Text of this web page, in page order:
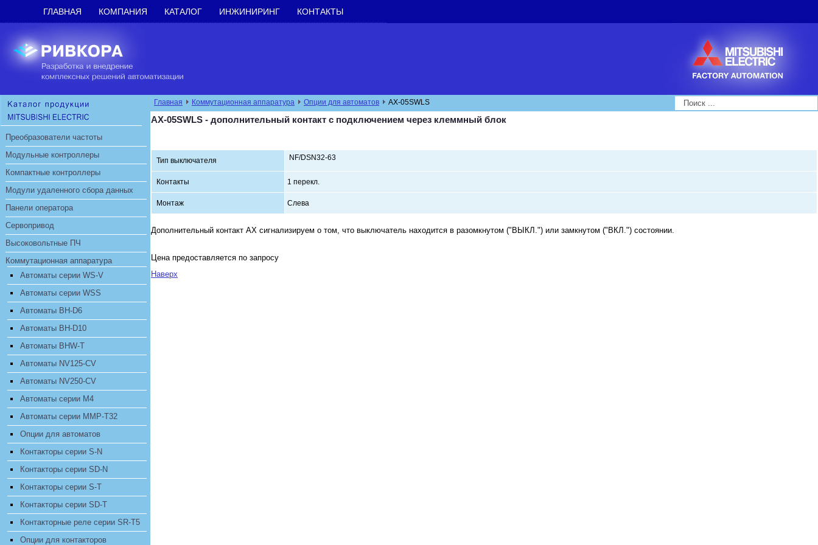
ГЛАВНАЯ КОМПАНИЯ КАТАЛОГ ИНЖИНИРИНГ КОНТАКТЫ
Преобразователи частоты
Модульные контроллеры
Компактные контроллеры
Модули удаленного сбора данных
Панели оператора
Сервопривод
Высоковольтные ПЧ
Коммутационная аппаратура
Автоматы серии WS-V
Автоматы серии WSS
Автоматы BH-D6
Автоматы BH-D10
Автоматы BHW-T
Автоматы NV125-CV
Автоматы NV250-CV
Автоматы серии M4
Автоматы серии MMP-T32
Опции для автоматов
Контакторы серии S-N
Контакторы серии SD-N
Контакторы серии S-T
Контакторы серии SD-T
Контакторные реле серии SR-T5
Опции для контакторов
Главная Коммутационная аппаратура Опции для автоматов AX-05SWLS Search...
AX-05SWLS - дополнительный контакт с подключением через клеммный блок
Тип выключателя NF/DSN32-63
Контакты 1 перекл.
Монтаж Слева
Дополнительный контакт AX сигнализируем о том, что выключатель находится в разомкнутом ("ВЫКЛ.") или замкнутом ("ВКЛ.") состоянии.
Цена предоставляется по запросу
Наверх